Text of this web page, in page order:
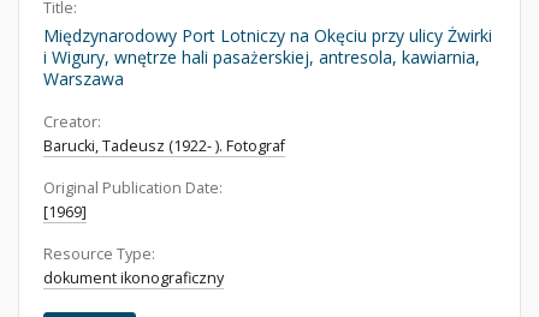
Title:
Międzynarodowy Port Lotniczy na Okęciu przy ulicy Żwirki
i Wigury, wnętrze hali pasażerskiej, antresola, kawiarnia,
Warszawa
Creator:
Barucki, Tadeusz (1922- ). Fotograf
Original Publication Date:
[1969]
Resource Type:
dokument ikonograficzny